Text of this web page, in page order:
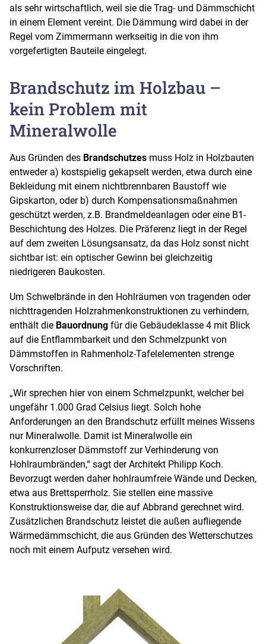
als sehr wirtschaftlich, weil sie die Trag- und Dämmschicht
in einem Element vereint. Die Dämmung wird dabei in der
Regel vom Zimmermann werkseitig in die von ihm
vorgefertigten Bauteile eingelegt.
Brandschutz im Holzbau –
kein Problem mit
Mineralwolle
Aus Gründen des Brandschutzes muss Holz in Holzbauten
entweder a) kostspielig gekapselt werden, etwa durch eine
Bekleidung mit einem nichtbrennbaren Baustoff wie
Gipskarton, oder b) durch Kompensationsmaßnahmen
geschützt werden, z.B. Brandmeldeanlagen oder eine B1-
Beschichtung des Holzes. Die Präferenz liegt in der Regel
auf dem zweiten Lösungsansatz, da das Holz sonst nicht
sichtbar ist: ein optischer Gewinn bei gleichzeitig
niedrigeren Baukosten.
Um Schwelbrände in den Hohlräumen von tragenden oder
nichttragenden Holzrahmenkonstruktionen zu verhindern,
enthält die Bauordnung für die Gebäudeklasse 4 mit Blick
auf die Entflammbarkeit und den Schmelzpunkt von
Dämmstoffen in Rahmenholz-Tafelelementen strenge
Vorschriften.
„Wir sprechen hier von einem Schmelzpunkt, welcher bei
ungefähr 1.000 Grad Celsius liegt. Solch hohe
Anforderungen an den Brandschutz erfüllt meines Wissens
nur Mineralwolle. Damit ist Mineralwolle ein
konkurrenzloser Dämmstoff zur Verhinderung von
Hohlraumbränden,“ sagt der Architekt Philipp Koch.
Bevorzugt werden daher hohlraumfreie Wände und Decken,
etwa aus Brettsperrholz. Sie stellen eine massive
Konstruktionsweise dar, die auf Abbrand gerechnet wird.
Zusätzlichen Brandschutz leistet die außen aufliegende
Wärmedämmschicht, die aus Gründen des Wetterschutzes
noch mit einem Aufputz versehen wird.